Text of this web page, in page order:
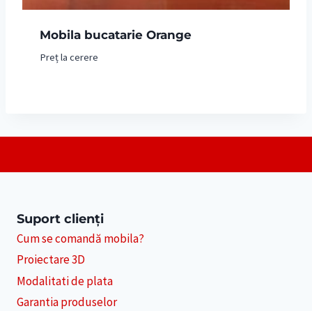
Mobila bucatarie Orange
Preț la cerere
Suport clienți
Cum se comandă mobila?
Proiectare 3D
Modalitati de plata
Garantia produselor